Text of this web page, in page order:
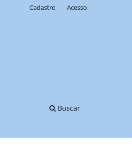
Buscar
Cadastro Acesso